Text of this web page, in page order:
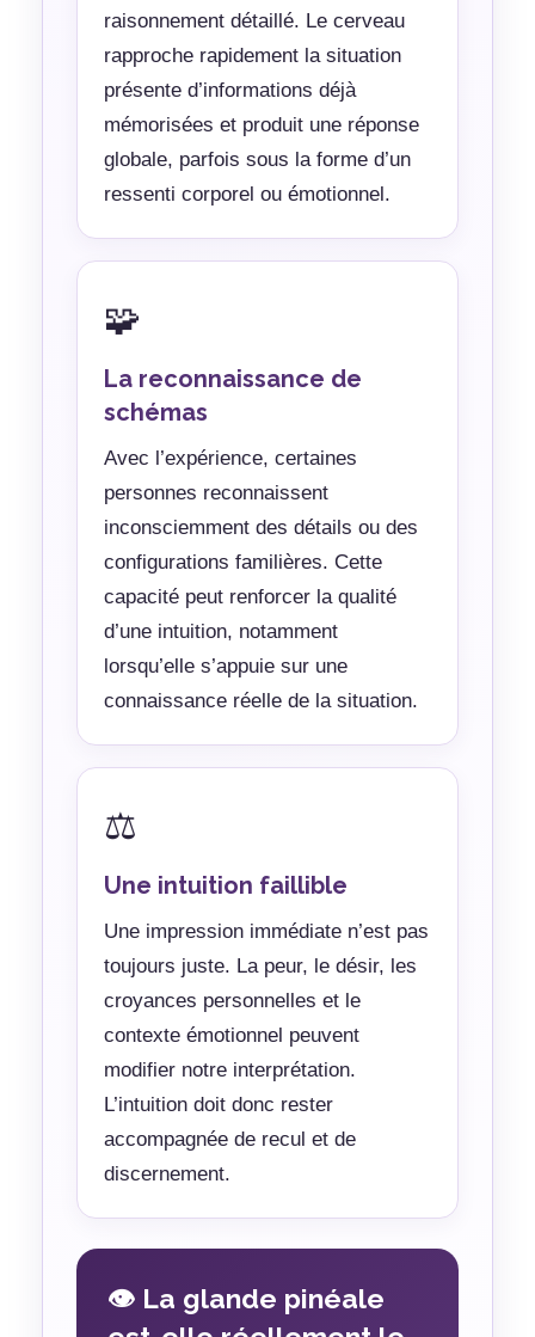
raisonnement détaillé. Le cerveau
rapproche rapidement la situation
présente d’informations déjà
mémorisées et produit une réponse
globale, parfois sous la forme d’un
ressenti corporel ou émotionnel.
🧩
La reconnaissance de
schémas
Avec l’expérience, certaines
personnes reconnaissent
inconsciemment des détails ou des
configurations familières. Cette
capacité peut renforcer la qualité
d’une intuition, notamment
lorsqu’elle s’appuie sur une
connaissance réelle de la situation.
⚖️
Une intuition faillible
Une impression immédiate n’est pas
toujours juste. La peur, le désir, les
croyances personnelles et le
contexte émotionnel peuvent
modifier notre interprétation.
L’intuition doit donc rester
accompagnée de recul et de
discernement.
👁️ La glande pinéale